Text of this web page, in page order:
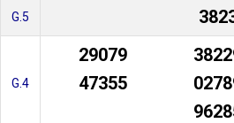
G.5
G.4
29079
47355